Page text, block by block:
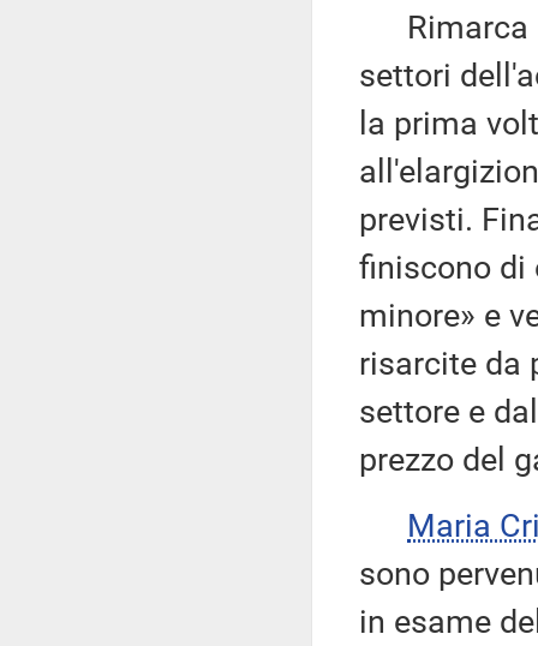
Rimarca
settori
la prima
previsti.
finiscono di
minore» e
risarcite da
settore e
prezzo del
Maria
sono
in esame